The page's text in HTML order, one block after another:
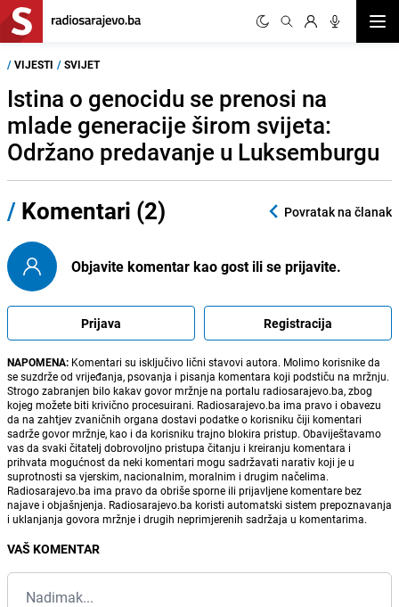
/ VIJESTI / SVIJET
Istina o genocidu se prenosi na
mlade generacije širom svijeta:
Održano predavanje u Luksemburgu
/ Komentari (2) Povratak na članak
Objavite komentar kao gost ili se prijavite.
Prijava Registracija
NAPOMENA: Komentari su isključivo lični stavovi autora. Molimo korisnike da
se suzdrže od vrijeđanja, psovanja i pisanja komentara koji podstiču na mržnju.
Strogo zabranjen bilo kakav govor mržnje na portalu radiosarajevo.ba, zbog
kojeg možete biti krivično procesuirani. Radiosarajevo.ba ima pravo i obavezu
da na zahtjev zvaničnih organa dostavi podatke o korisniku čiji komentari
sadrže govor mržnje, kao i da korisniku trajno blokira pristup. Obaviještavamo
vas da svaki čitatelj dobrovoljno pristupa čitanju i kreiranju komentara i
prihvata mogućnost da neki komentari mogu sadržavati narativ koji je u
suprotnosti sa vjerskim, nacionalnim, moralnim i drugim načelima.
Radiosarajevo.ba ima pravo da obriše sporne ili prijavljene komentare bez
najave i objašnjenja. Radiosarajevo.ba koristi automatski sistem prepoznavanja
i uklanjanja govora mržnje i drugih neprimjerenih sadržaja u komentarima.
VAŠ KOMENTAR